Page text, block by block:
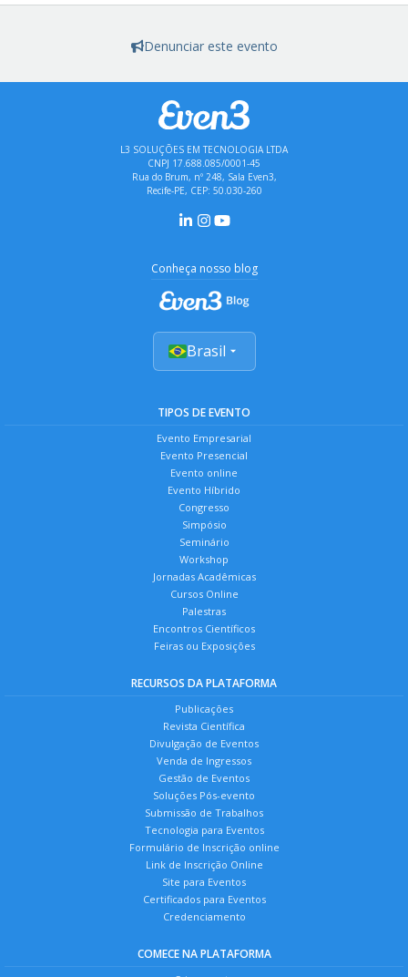
Denunciar este evento
L3 SOLUÇÕES EM TECNOLOGIA LTDA
CNPJ 17.688.085/0001-45
Rua do Brum, nº 248, Sala Even3,
Recife-PE, CEP: 50.030-260
Conheça nosso blog
Brasil
TIPOS DE EVENTO
Evento Empresarial
Evento Presencial
Evento online
Evento Híbrido
Congresso
Simpósio
Seminário
Workshop
Jornadas Acadêmicas
Cursos Online
Palestras
Encontros Científicos
Feiras ou Exposições
RECURSOS DA PLATAFORMA
Publicações
Revista Científica
Divulgação de Eventos
Venda de Ingressos
Gestão de Eventos
Soluções Pós-evento
Submissão de Trabalhos
Tecnologia para Eventos
Formulário de Inscrição online
Link de Inscrição Online
Site para Eventos
Certificados para Eventos
Credenciamento
COMECE NA PLATAFORMA